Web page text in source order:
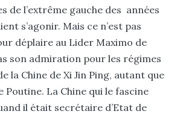
de l’extrême gauche des années
s’agonir. Mais ce n’est pas
déplaire au Lider Maximo de
son admiration pour les régimes
la Chine de Xi Jin Ping, autant que
Poutine. La Chine qui le fascine
il était secrétaire d’Etat de